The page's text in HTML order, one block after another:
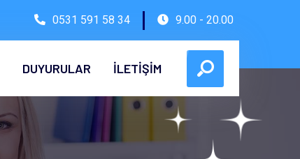
0531 591 58 34 9.00 - 20.00
DUYURULAR İLETİŞİM